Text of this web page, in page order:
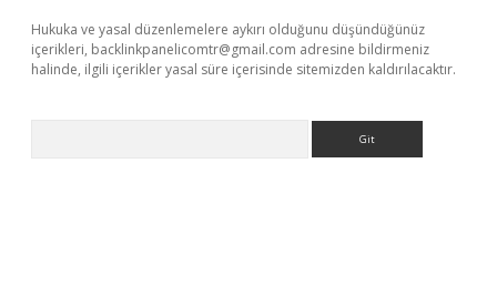
Hukuka ve yasal düzenlemelere aykırı olduğunu düşündüğünüz
içerikleri, backlinkpanelicomtr@gmail.com adresine bildirmeniz
halinde, ilgili içerikler yasal süre içerisinde sitemizden kaldırılacaktır.